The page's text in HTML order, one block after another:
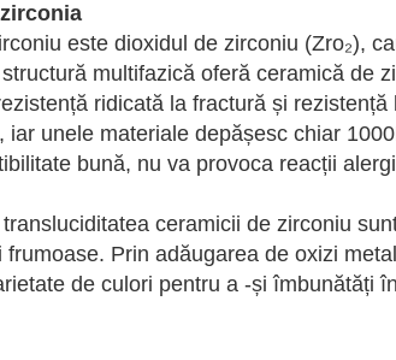
este dioxidul de zirconiu (Zro₂),
multifazică oferă ceramică de
ridicată la fractură și
unele materiale depășesc chiar
bună, nu va provoca reacții
ceramicii de zirconiu
Prin adăugarea de oxizi
de culori pentru a -și îmbunătăți